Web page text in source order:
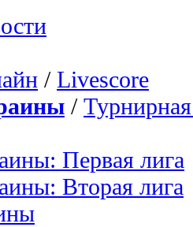
/ Livescore
/
Первая лига
Вторая лига